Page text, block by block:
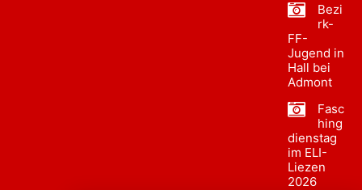
Bezi
rk-
FF-
Jugend in
Hall bei
Admont
Fasc
hing
dienstag
im ELI-
Liezen
2026